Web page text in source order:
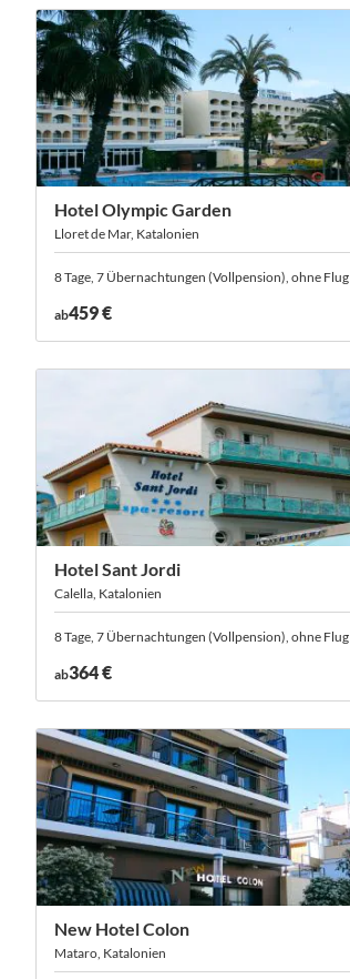
Hotel Olympic Garden
Lloret de Mar, Katalonien
8 Tage, 7 Übernachtungen (Vollpension), ohne Flug
ab459 €
Hotel Sant Jordi
Calella, Katalonien
8 Tage, 7 Übernachtungen (Vollpension), ohne Flug
ab364 €
New Hotel Colon
Mataro, Katalonien